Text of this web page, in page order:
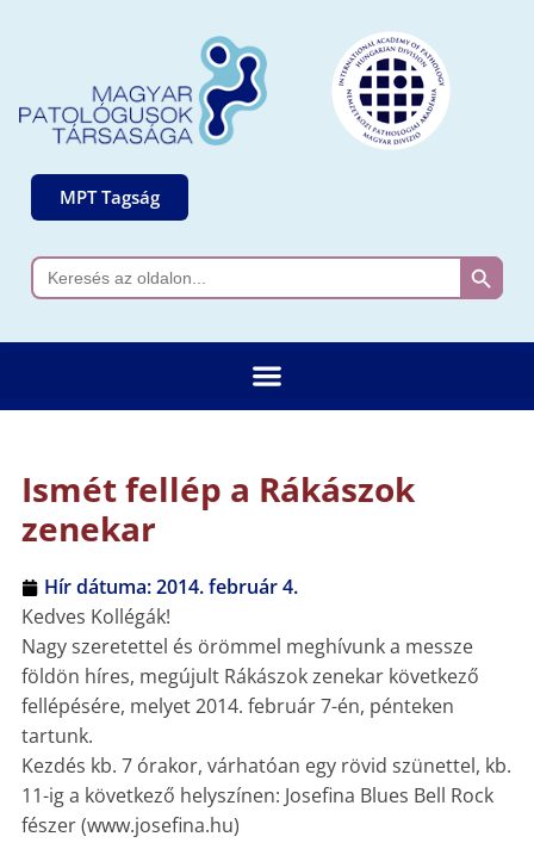
MPT Tagság
Search
for:
Search
Ismét fellép a Rákászok
zenekar
Hír dátuma:2014. február 4.
Kedves Kollégák!
Nagy szeretettel és örömmel meghívunk a messze
földön híres, megújult Rákászok zenekar következő
fellépésére, melyet 2014. február 7-én, pénteken
tartunk.
Kezdés kb. 7 órakor, várhatóan egy rövid szünettel, kb.
11-ig a következő helyszínen: Josefina Blues Bell Rock
fészer (www.josefina.hu)